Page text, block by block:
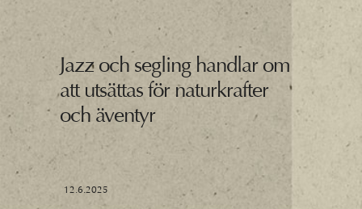
Jazz och segling handlar om
att utsättas för naturkrafter
och äventyr
12.6.2025